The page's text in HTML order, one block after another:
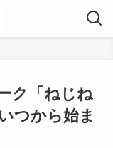
ク「ねじね
つから始ま